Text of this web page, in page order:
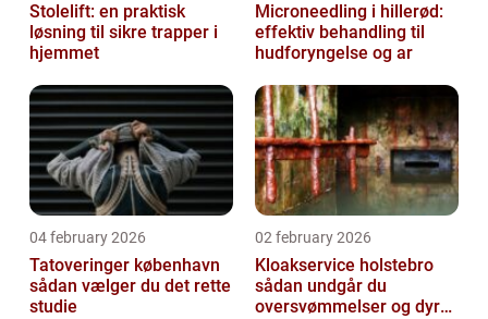
Stolelift: en praktisk
løsning til sikre trapper i
hjemmet
Microneedling i hillerød:
effektiv behandling til
hudforyngelse og ar
04 february 2026
Tatoveringer københavn
sådan vælger du det rette
studie
02 february 2026
Kloakservice holstebro
sådan undgår du
oversvømmelser og dyre